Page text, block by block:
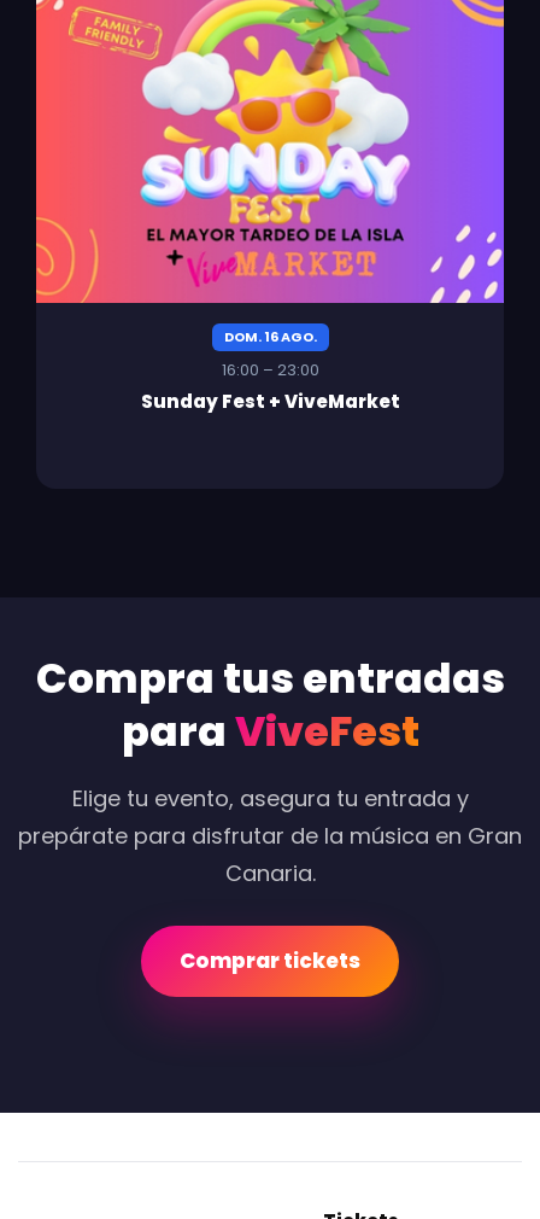
DOM. 16 AGO.
16:00 – 23:00
Sunday Fest + ViveMarket
Compra tus entradas
paraViveFest
Elige tu evento, asegura tu entrada y
prepárate para disfrutar de la música en Gran
Canaria.
Comprar tickets